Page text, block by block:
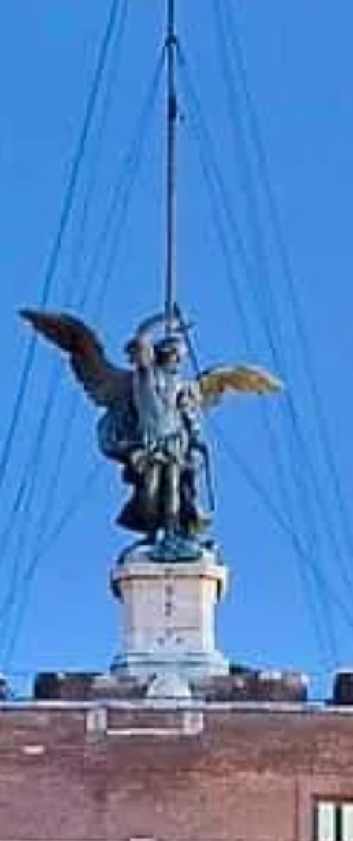
Zaterdag, augustus 8, 2026
Lungotevere Castello, 50, 00193 Rome, Italië
Wat te zien Geschiedenis